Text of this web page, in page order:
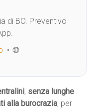
di BO. Preventivo
• 🌐
, senza lunghe
alla burocrazia, per